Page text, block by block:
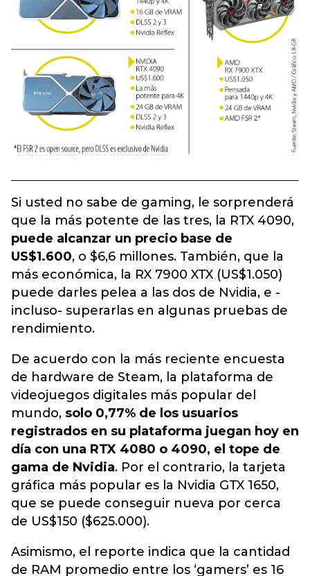
Si usted no sabe de gaming, le sorprenderá
que la más potente de las tres, la RTX 4090,
puede alcanzar un precio base de
US$1.600, o $6,6 millones. También, que la
más económica, la RX 7900 XTX (US$1.050)
puede darles pelea a las dos de Nvidia, e -
incluso- superarlas en algunas pruebas de
rendimiento.
De acuerdo con la más reciente encuesta
de hardware de Steam, la plataforma de
videojuegos digitales más popular del
mundo, solo 0,77% de los usuarios
registrados en su plataforma juegan hoy en
día con una RTX 4080 o 4090, el tope de
gama de Nvidia. Por el contrario, la tarjeta
gráfica más popular es la Nvidia GTX 1650,
que se puede conseguir nueva por cerca
de US$150 ($625.000).
Asimismo, el reporte indica que la cantidad
de RAM promedio entre los ‘gamers’ es 16